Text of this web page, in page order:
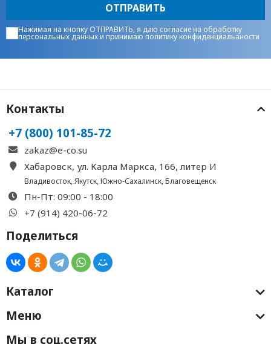
ОТПРАВИТЬ
Нажимая на кнопку ОТПРАВИТЬ, я даю согласие на обработку
персональных данныхи принимаюполитику конфиденциальаности
Контакты
+7 (800) 101-85-72
zakaz@e-co.su
Хабаровск, ул. Карла Маркса, 166, литер И
Владивосток,Якутск,Южно-Сахалинск,Благовещенск
Пн-Пт: 09:00 - 18:00
+7 (914) 420-06-72
Поделиться
Каталог
Меню
Мы в соц.сетях